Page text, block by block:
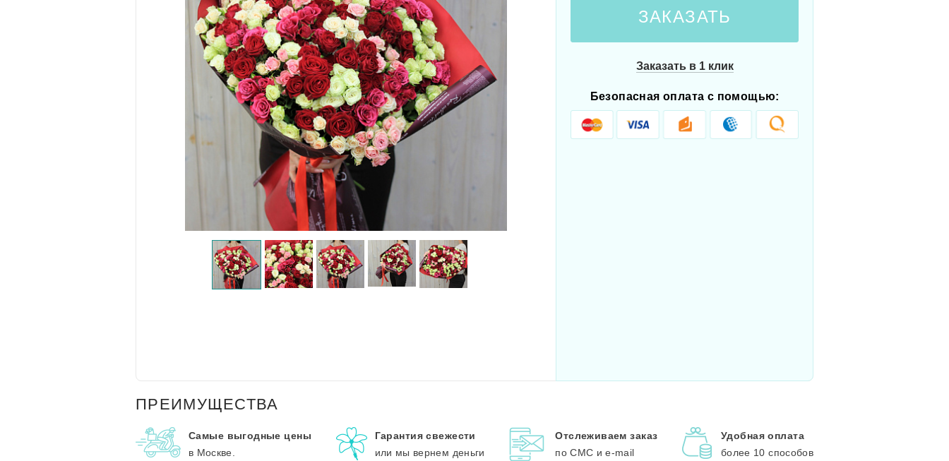
ЗАКАЗАТЬ
Заказать в 1 клик
Безопасная оплата с помощью:
ПРЕИМУЩЕСТВА
Самые выгодные цены
в Москве.
Гарантия свежести
или мы вернем деньги
Отслеживаем заказ
по СМС и e-mail
Удобная оплата
более 10 способов